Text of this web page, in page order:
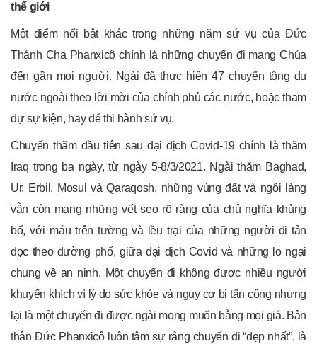
thế giới
Một điểm nổi bật khác trong những năm sứ vụ của Đức
Thánh Cha Phanxicô chính là những chuyến đi mang Chúa
đến gần mọi người. Ngài đã thực hiện 47 chuyến tông du
nước ngoài theo lời mời của chính phủ các nước, hoặc tham
dự sự kiện, hay để thi hành sứ vụ.
Chuyến thăm đầu tiên sau đại dịch Covid-19 chính là thăm
Iraq trong ba ngày, từ ngày 5-8/3/2021. Ngài thăm Baghad,
Ur, Erbil, Mosul và Qaraqosh, những vùng đất và ngôi làng
vẫn còn mang những vết sẹo rõ ràng của chủ nghĩa khủng
bố, với máu trên tường và lều trại của những người di tản
dọc theo đường phố, giữa đại dịch Covid và những lo ngại
chung về an ninh. Một chuyến đi không được nhiều người
khuyến khích vì lý do sức khỏe và nguy cơ bị tấn công nhưng
lại là một chuyến đi được ngài mong muốn bằng mọi giá. Bản
thân Đức Phanxicô luôn tâm sự rằng chuyến đi “đẹp nhất”, là